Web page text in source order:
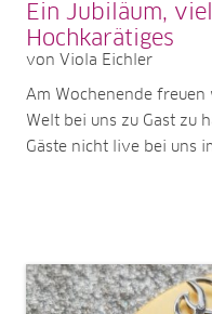
Ein Jubiläum,
Hochkarätiges
von Viola Eichler
Am Wochenende
Welt bei uns zu Gast zu
Gäste nicht live bei uns